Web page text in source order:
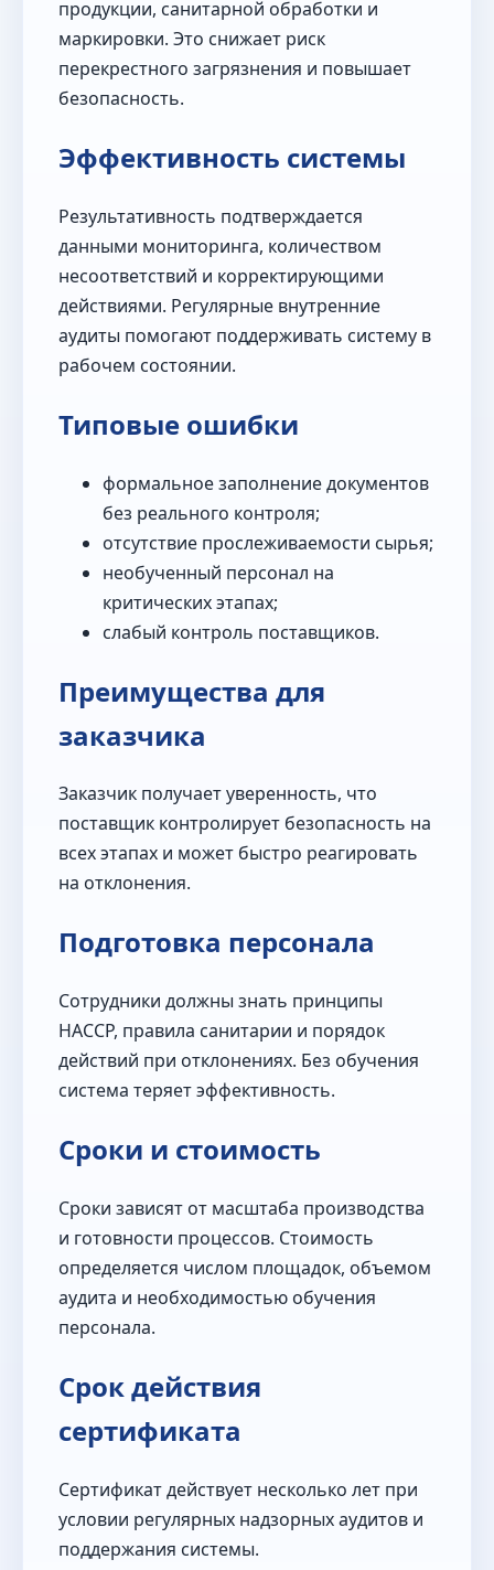
продукции, санитарной обработки и
маркировки. Это снижает риск
перекрестного загрязнения и повышает
безопасность.
Эффективность системы
Результативность подтверждается
данными мониторинга, количеством
несоответствий и корректирующими
действиями. Регулярные внутренние
аудиты помогают поддерживать систему в
рабочем состоянии.
Типовые ошибки
формальное заполнение документов
без реального контроля;
отсутствие прослеживаемости сырья;
необученный персонал на
критических этапах;
слабый контроль поставщиков.
Преимущества для
заказчика
Заказчик получает уверенность, что
поставщик контролирует безопасность на
всех этапах и может быстро реагировать
на отклонения.
Подготовка персонала
Сотрудники должны знать принципы
HACCP, правила санитарии и порядок
действий при отклонениях. Без обучения
система теряет эффективность.
Сроки и стоимость
Сроки зависят от масштаба производства
и готовности процессов. Стоимость
определяется числом площадок, объемом
аудита и необходимостью обучения
персонала.
Срок действия
сертификата
Сертификат действует несколько лет при
условии регулярных надзорных аудитов и
поддержания системы.